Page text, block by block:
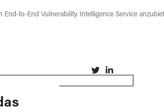
to-End Vulnerability Intelligence Service